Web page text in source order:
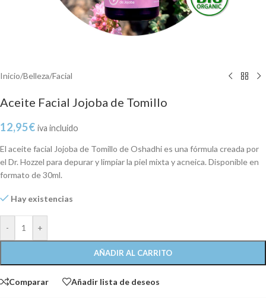
Inicio/Belleza/Facial
Aceite Facial Jojoba de Tomillo
12,95€ iva incluido
El aceite facial Jojoba de Tomillo de Oshadhi es una fórmula creada por
el Dr. Hozzel para depurar y limpiar la piel mixta y acneica. Disponible en
formato de 30ml.
Hay existencias
- +
AÑADIR AL CARRITO
Comparar Añadir lista de deseos